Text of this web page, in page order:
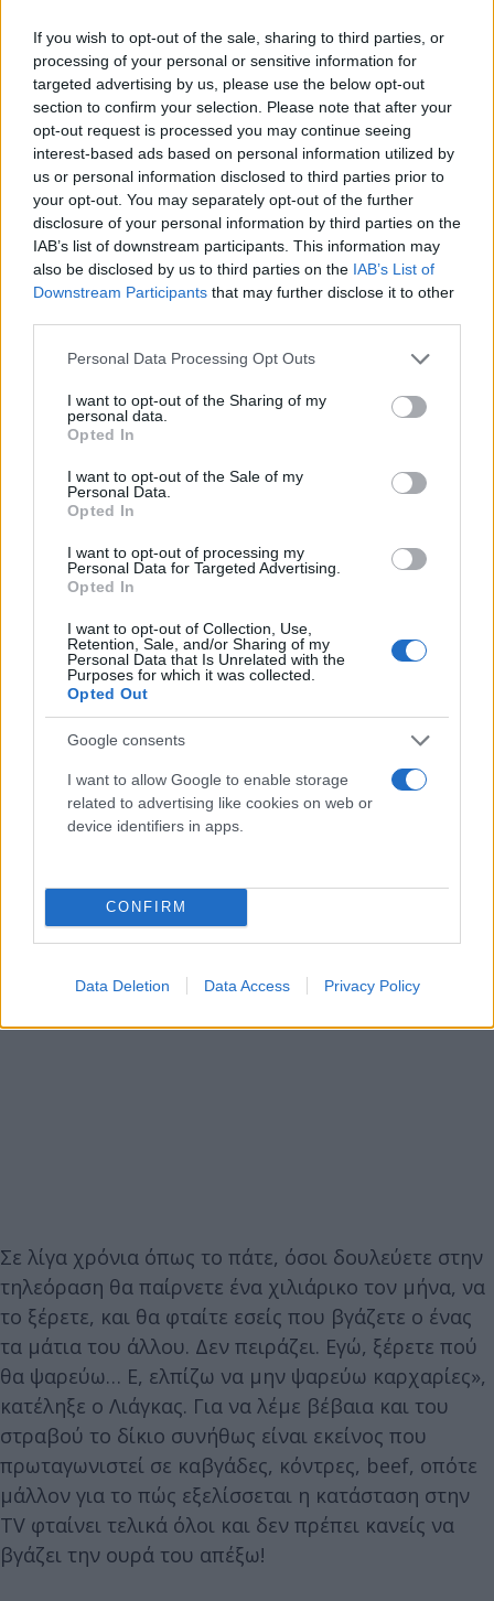
If you wish to opt-out of the sale, sharing to third parties, or
processing of your personal or sensitive information for
targeted advertising by us, please use the below opt-out
section to confirm your selection. Please note that after your
opt-out request is processed you may continue seeing
interest-based ads based on personal information utilized by
us or personal information disclosed to third parties prior to
your opt-out. You may separately opt-out of the further
disclosure of your personal information by third parties on the
IAB’s list of downstream participants. This information may
also be disclosed by us to third parties on the IAB’s List of
Downstream Participants that may further disclose it to other
Please note that this website/app uses one or more Google
not limited to your visit or usage behaviour. You may click to
grant or deny consent to Google and its third-party tags to
use your data for below specified purposes in below Google
consent section.
Personal Data Processing Opt Outs
I want to opt-out of the Sharing of my
personal data.
Opted In
I want to opt-out of the Sale of my
Personal Data.
Opted In
I want to opt-out of processing my
Personal Data for Targeted Advertising.
Opted In
I want to opt-out of Collection, Use,
Retention, Sale, and/or Sharing of my
Personal Data that Is Unrelated with the
Purposes for which it was collected.
Opted Out
Google consents
I want to allow Google to enable storage
related to advertising like cookies on web or
device identifiers in apps.
CONFIRM
Data Deletion Data Access Privacy Policy
Και αν σε έχει πειράξει, γιατί αυτό καταλαβαίνω, η
έβγαλες το ψαράκι! Άρα έκανες πλάκα εσύ, σου
κάναμε πλάκα κι εμείς. Αν παρεξηγήθηκες απ’ αυτό
και βγάζεις τώρα κακία και κομπλεξισμό, δες το,
πραγματικά. Δηλαδή κάθε φορά με απογοητεύουν
οι άνθρωποι, δεν μπορώ να καταλάβω.
Σε λίγα χρόνια όπως το πάτε, όσοι δουλεύετε στην
τηλεόραση θα παίρνετε ένα χιλιάρικο τον μήνα, να
το ξέρετε, και θα φταίτε εσείς που βγάζετε ο ένας
τα μάτια του άλλου. Δεν πειράζει. Εγώ, ξέρετε πού
θα ψαρεύω… Ε, ελπίζω να μην ψαρεύω καρχαρίες»,
κατέληξε ο Λιάγκας. Για να λέμε βέβαια και του
στραβού το δίκιο συνήθως είναι εκείνος που
πρωταγωνιστεί σε καβγάδες, κόντρες, beef, οπότε
μάλλον για το πώς εξελίσσεται η κατάσταση στην
TV φταίνει τελικά όλοι και δεν πρέπει κανείς να
βγάζει την ουρά του απέξω!